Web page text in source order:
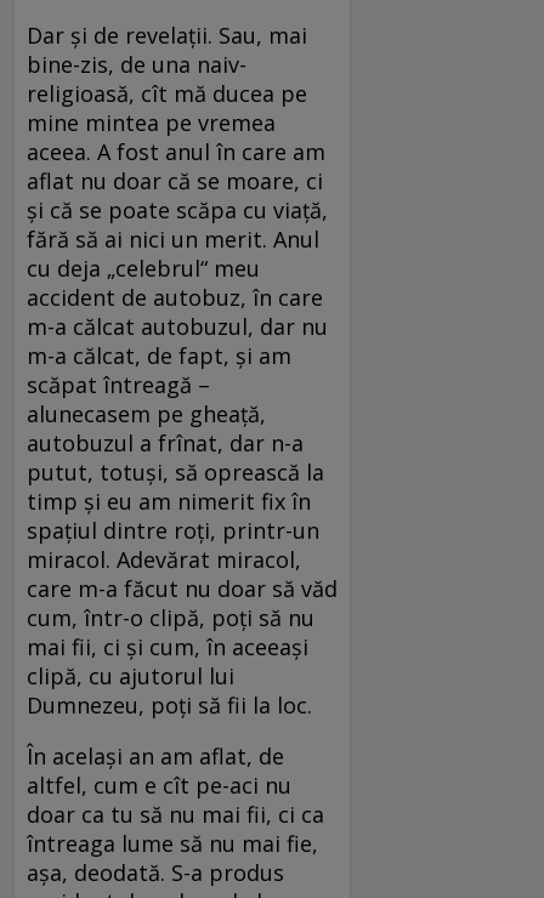
Dar și de revelații. Sau, mai
bine-zis, de una naiv-
religioasă, cît mă ducea pe
mine mintea pe vremea
aceea. A fost anul în care am
aflat nu doar că se moare, ci
și că se poate scăpa cu viață,
fără să ai nici un merit. Anul
cu deja „celebrul“ meu
accident de autobuz, în care
m-a călcat autobuzul, dar nu
m-a călcat, de fapt, și am
scăpat întreagă –
alunecasem pe gheață,
autobuzul a frînat, dar n-a
putut, totuși, să oprească la
timp și eu am nimerit fix în
spațiul dintre roți, printr-un
miracol. Adevărat miracol,
care m-a făcut nu doar să văd
cum, într-o clipă, poți să nu
mai fii, ci și cum, în aceeași
clipă, cu ajutorul lui
Dumnezeu, poți să fii la loc.
În același an am aflat, de
altfel, cum e cît pe-aci nu
doar ca tu să nu mai fii, ci ca
întreaga lume să nu mai fie,
așa, deodată. S-a produs